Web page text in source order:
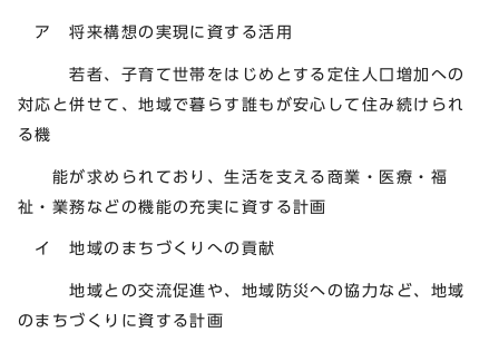
ア 将来構想の実現に資する活用
若者、子育て世帯をはじめとする定住人口増加への
対応と併せて、地域で暮らす誰もが安心して住み続けられ
る機
能が求められており、生活を支える商業・医療・福
祉・業務などの機能の充実に資する計画
イ 地域のまちづくりへの貢献
地域との交流促進や、地域防災への協力など、地域
のまちづくりに資する計画